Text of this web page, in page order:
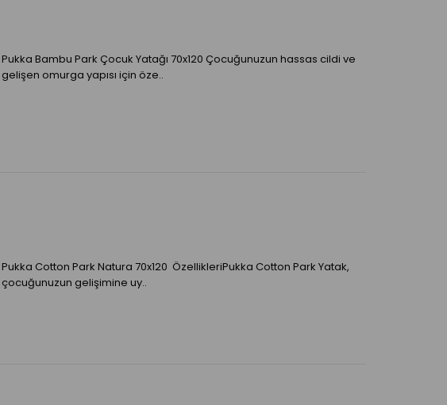
Pukka Bambu Park Çocuk Yatağı 70x120 Çocuğunuzun hassas cildi ve
gelişen omurga yapısı için öze..
Pukka Cotton Park Natura 70x120 ÖzellikleriPukka Cotton Park Yatak,
çocuğunuzun gelişimine uy..